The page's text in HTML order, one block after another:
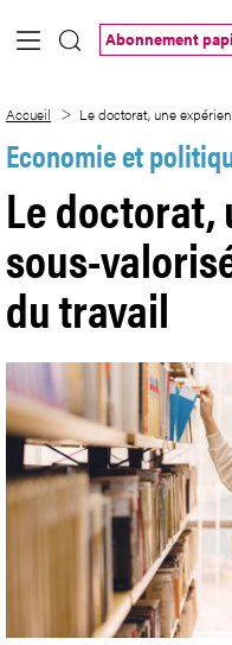
Saut au contenu principal
Abonnement
Accueil Le doctorat, une
Economie et
Le doctorat,
sous-
du travail